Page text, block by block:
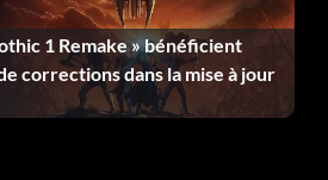
1 Remake » bénéficient
corrections dans la mise à jour